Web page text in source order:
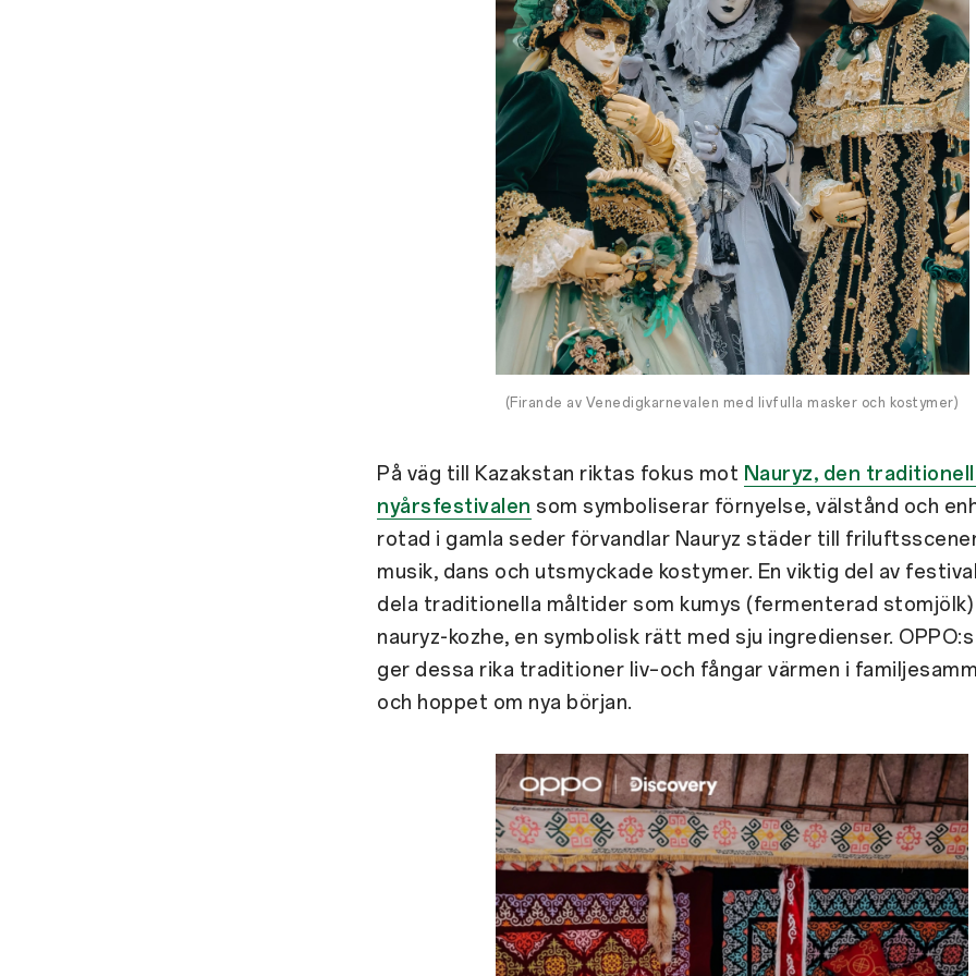
(Firande av Venedigkarnevalen med livfulla masker och kostymer)
På väg till Kazakstan riktas fokus mot Nauryz, den
nyårsfestivalen som symboliserar förnyelse, välstånd och
rotad i gamla seder förvandlar Nauryz städer till
musik, dans och utsmyckade kostymer. En viktig del av
dela traditionella måltider som kumys (fermenterad
nauryz-kozhe, en symbolisk rätt med sju ingredienser.
ger dessa rika traditioner liv–och fångar värmen i
och hoppet om nya början.